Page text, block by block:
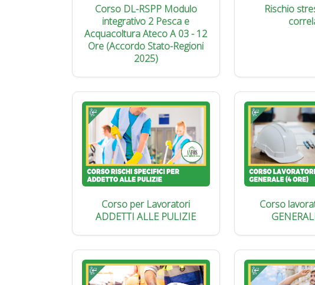
Corso DL-RSPP Modulo
integrativo 2 Pesca e
Acquacoltura Ateco A 03 - 12
Ore (Accordo Stato-Regioni
2025)
Rischio
Corso per Lavoratori
ADDETTI ALLE PULIZIE
Corso